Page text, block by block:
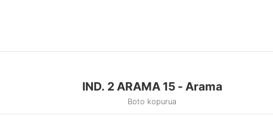
IND. 2 ARAMA 15 - Arama
Boto kopurua